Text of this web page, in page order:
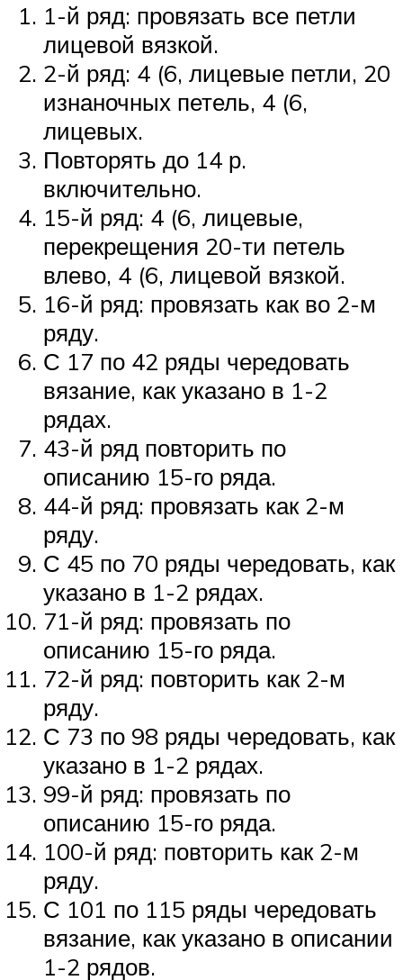
1-й ряд: провязать все петли
лицевой вязкой.
2-й ряд: 4 (6, лицевые петли, 20
изнаночных петель, 4 (6,
лицевых.
Повторять до 14 р.
включительно.
15-й ряд: 4 (6, лицевые,
перекрещения 20-ти петель
влево, 4 (6, лицевой вязкой.
16-й ряд: провязать как во 2-м
ряду.
С 17 по 42 ряды чередовать
вязание, как указано в 1-2
рядах.
43-й ряд повторить по
описанию 15-го ряда.
44-й ряд: провязать как 2-м
ряду.
С 45 по 70 ряды чередовать, как
указано в 1-2 рядах.
71-й ряд: провязать по
описанию 15-го ряда.
72-й ряд: повторить как 2-м
ряду.
С 73 по 98 ряды чередовать, как
указано в 1-2 рядах.
99-й ряд: провязать по
описанию 15-го ряда.
100-й ряд: повторить как 2-м
ряду.
С 101 по 115 ряды чередовать
вязание, как указано в описании
1-2 рядов.